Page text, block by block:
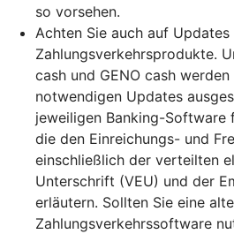
so vorsehen.
Achten Sie auch auf
Zahlungsverkehrsprodukte.
cash und GENO cash
notwendigen Updates
jeweiligen Banking-Software
die den Einreichungs- und
einschließlich der verteilten
Unterschrift (VEU) und der
erläutern. Sollten Sie eine
Zahlungsverkehrssoftware